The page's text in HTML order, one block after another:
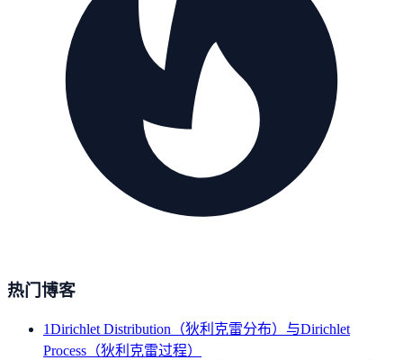
热门博客
1Dirichlet Distribution（狄利克雷分布）与Dirichlet
Process（狄利克雷过程）